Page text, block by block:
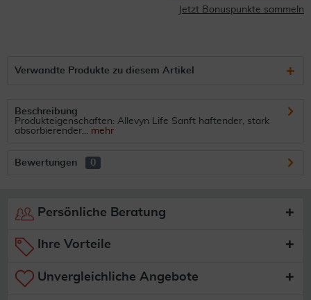
Jetzt Bonuspunkte sammeln
Verwandte Produkte zu diesem Artikel
Beschreibung
Produkteigenschaften: Allevyn Life Sanft haftender, stark
absorbierender... mehr
Bewertungen 0
Persönliche Beratung
Ihre Vorteile
Unvergleichliche Angebote